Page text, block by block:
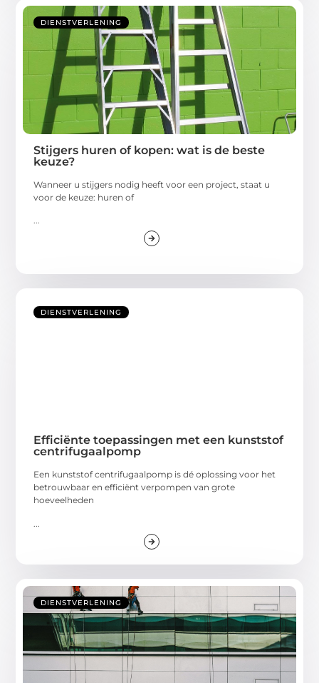
DIENSTVERLENING
Stijgers huren of kopen: wat is de beste
keuze?
Wanneer u stijgers nodig heeft voor een project, staat u
voor de keuze: huren of
...
DIENSTVERLENING
Efficiënte toepassingen met een kunststof
centrifugaalpomp
Een kunststof centrifugaalpomp is dé oplossing voor het
betrouwbaar en efficiënt verpompen van grote
hoeveelheden
DIENSTVERLENING